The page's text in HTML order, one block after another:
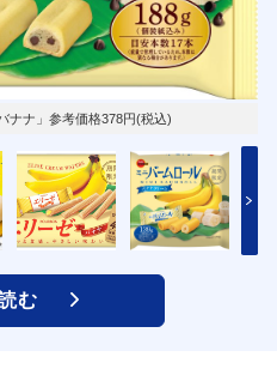
ナナ」参考価格378円(税込)
む